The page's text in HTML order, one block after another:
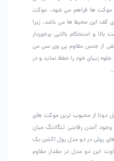
موکت ها فراهم می شود، موکت
کف این محیط ها می باشد. زیرا
بالا و استحکام بالایی برخوردار
از جنس مقاوم پی وی سی می
زیبای خود را حفظ نماید و در
دوتا از محبوب ترین موکت های
آمدن رقابتی تنگاتنگ میان
رولی در دو مدل رول اکشن بک
این دو مدل در مقدار مقاوم